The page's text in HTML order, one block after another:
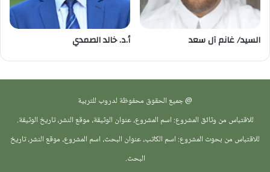
السيد/ غانم آل سعد أ.د. خالد الصمدي
@ جميع الحقوق محفوظة لدروب للتربية
للاقتباس من وثائق المشروع: اسم المشروع، عنوان الوثيقة، موقع النشر، تاريخ الوثيقة.
للاقتباس من بحوث المشروع: اسم الكاتب، عنوان البحث، اسم المشروع، موقع النشر، تاريخ
البحث.